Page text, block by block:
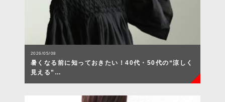
2026/05/08
暑くなる前に知っておきたい！40代・50代の“涼しく
見える”…